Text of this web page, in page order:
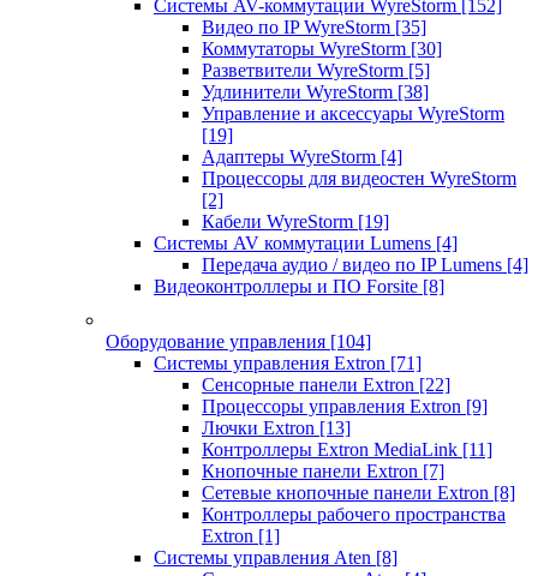
Системы AV-коммутации WyreStorm [152]
Видео по IP WyreStorm [35]
Коммутаторы WyreStorm [30]
Разветвители WyreStorm [5]
Удлинители WyreStorm [38]
Управление и аксессуары WyreStorm
[19]
Адаптеры WyreStorm [4]
Процессоры для видеостен WyreStorm
[2]
Кабели WyreStorm [19]
Системы AV коммутации Lumens [4]
Передача аудио / видео по IP Lumens [4]
Видеоконтроллеры и ПО Forsite [8]
Оборудование управления [104]
Системы управления Extron [71]
Сенсорные панели Extron [22]
Процессоры управления Extron [9]
Лючки Extron [13]
Контроллеры Extron MediaLink [11]
Кнопочные панели Extron [7]
Сетевые кнопочные панели Extron [8]
Контроллеры рабочего пространства
Extron [1]
Системы управления Aten [8]